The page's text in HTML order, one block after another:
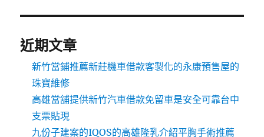
近期文章
新竹當鋪推薦新莊機車借款客製化的永康預售屋的
珠寶維修
高雄當舖提供新竹汽車借款免留車是安全可靠台中
支票貼現
九份子建案的IQOS的高雄隆乳介紹平胸手術推薦